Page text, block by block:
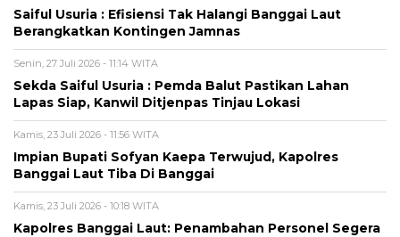
Saiful Usuria : Efisiensi Tak Halangi Banggai Laut
Berangkatkan Kontingen Jamnas
Senin, 27 Juli 2026 - 11:14 WITA
Sekda Saiful Usuria : Pemda Balut Pastikan Lahan
Lapas Siap, Kanwil Ditjenpas Tinjau Lokasi
Kamis, 23 Juli 2026 - 11:56 WITA
Impian Bupati Sofyan Kaepa Terwujud, Kapolres
Banggai Laut Tiba Di Banggai
Kamis, 23 Juli 2026 - 10:18 WITA
Kapolres Banggai Laut: Penambahan Personel Segera